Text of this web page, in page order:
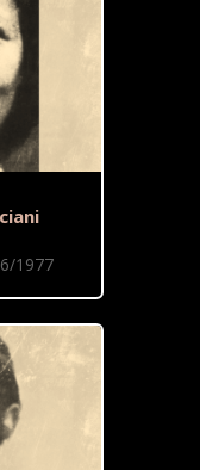
1977